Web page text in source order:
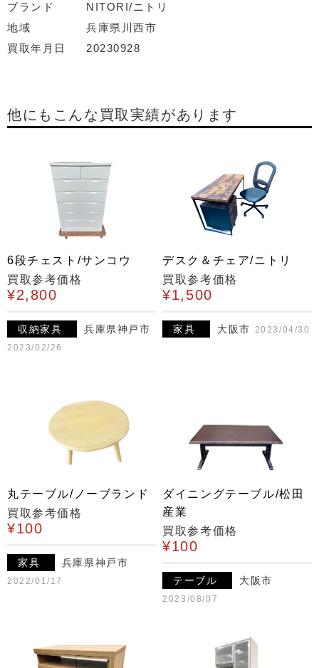
ブランド
NITORI/ニトリ
地域
兵庫県川西市
買取年月日
20230928
他にもこんな買取実績があります
6段チェスト/サンコウ
買取参考価格
¥2,800
収納家具 兵庫県神戸市
2023/02/26
デスク＆チェア/ニトリ
買取参考価格
¥1,500
家具 大阪市 2023/04/30
丸テーブル/ノーブランド
買取参考価格
¥100
家具 兵庫県神戸市
2022/01/17
ダイニングテーブル/松田
産業
買取参考価格
¥100
テーブル 大阪市
2023/08/07